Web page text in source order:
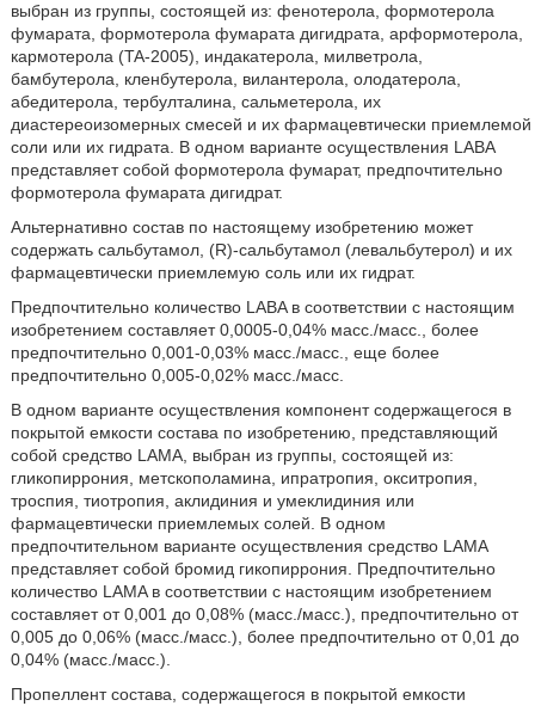
выбран из группы, состоящей из: фенотерола, формотерола
фумарата, формотерола фумарата дигидрата, арформотерола,
кармотерола (TA-2005), индакатерола, милветрола,
бамбутерола, кленбутерола, вилантерола, олодатерола,
абедитерола, тербулталина, сальметерола, их
диастереоизомерных смесей и их фармацевтически приемлемой
соли или их гидрата. В одном варианте осуществления LABA
представляет собой формотерола фумарат, предпочтительно
формотерола фумарата дигидрат.
Альтернативно состав по настоящему изобретению может
содержать сальбутамол, (R)-сальбутамол (левальбутерол) и их
фармацевтически приемлемую соль или их гидрат.
Предпочтительно количество LABA в соответствии с настоящим
изобретением составляет 0,0005-0,04% масс./масс., более
предпочтительно 0,001-0,03% масс./масс., еще более
предпочтительно 0,005-0,02% масс./масс.
В одном варианте осуществления компонент содержащегося в
покрытой емкости состава по изобретению, представляющий
собой средство LAMA, выбран из группы, состоящей из:
гликопиррония, метскополамина, ипратропия, окситропия,
троспия, тиотропия, аклидиния и умеклидиния или
фармацевтически приемлемых солей. В одном
предпочтительном варианте осуществления средство LAMA
представляет собой бромид гикопиррония. Предпочтительно
количество LAMA в соответствии с настоящим изобретением
составляет от 0,001 до 0,08% (масс./масс.), предпочтительно от
0,005 до 0,06% (масс./масс.), более предпочтительно от 0,01 до
0,04% (масс./масс.).
Пропеллент состава, содержащегося в покрытой емкости